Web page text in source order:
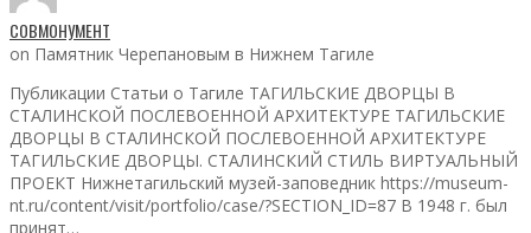
СОВМОНУМЕНТ
on Памятник Черепановым в Нижнем Тагиле
Публикации Статьи о Тагиле ТАГИЛЬСКИЕ ДВОРЦЫ В
СТАЛИНСКОЙ ПОСЛЕВОЕННОЙ АРХИТЕКТУРЕ ТАГИЛЬСКИЕ
ДВОРЦЫ В СТАЛИНСКОЙ ПОСЛЕВОЕННОЙ АРХИТЕКТУРЕ
ТАГИЛЬСКИЕ ДВОРЦЫ. СТАЛИНСКИЙ СТИЛЬ ВИРТУАЛЬНЫЙ
ПРОЕКТ Нижнетагильский музей-заповедник https://museum-
nt.ru/content/visit/portfolio/case/?SECTION_ID=87 В 1948 г. был
принят…